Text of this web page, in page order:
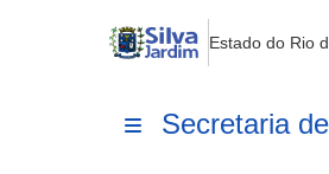
Estado do Rio
Secretaria